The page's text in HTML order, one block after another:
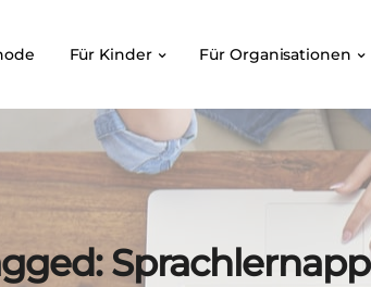
Für Kinder Für Organisationen
Sprachlernapp